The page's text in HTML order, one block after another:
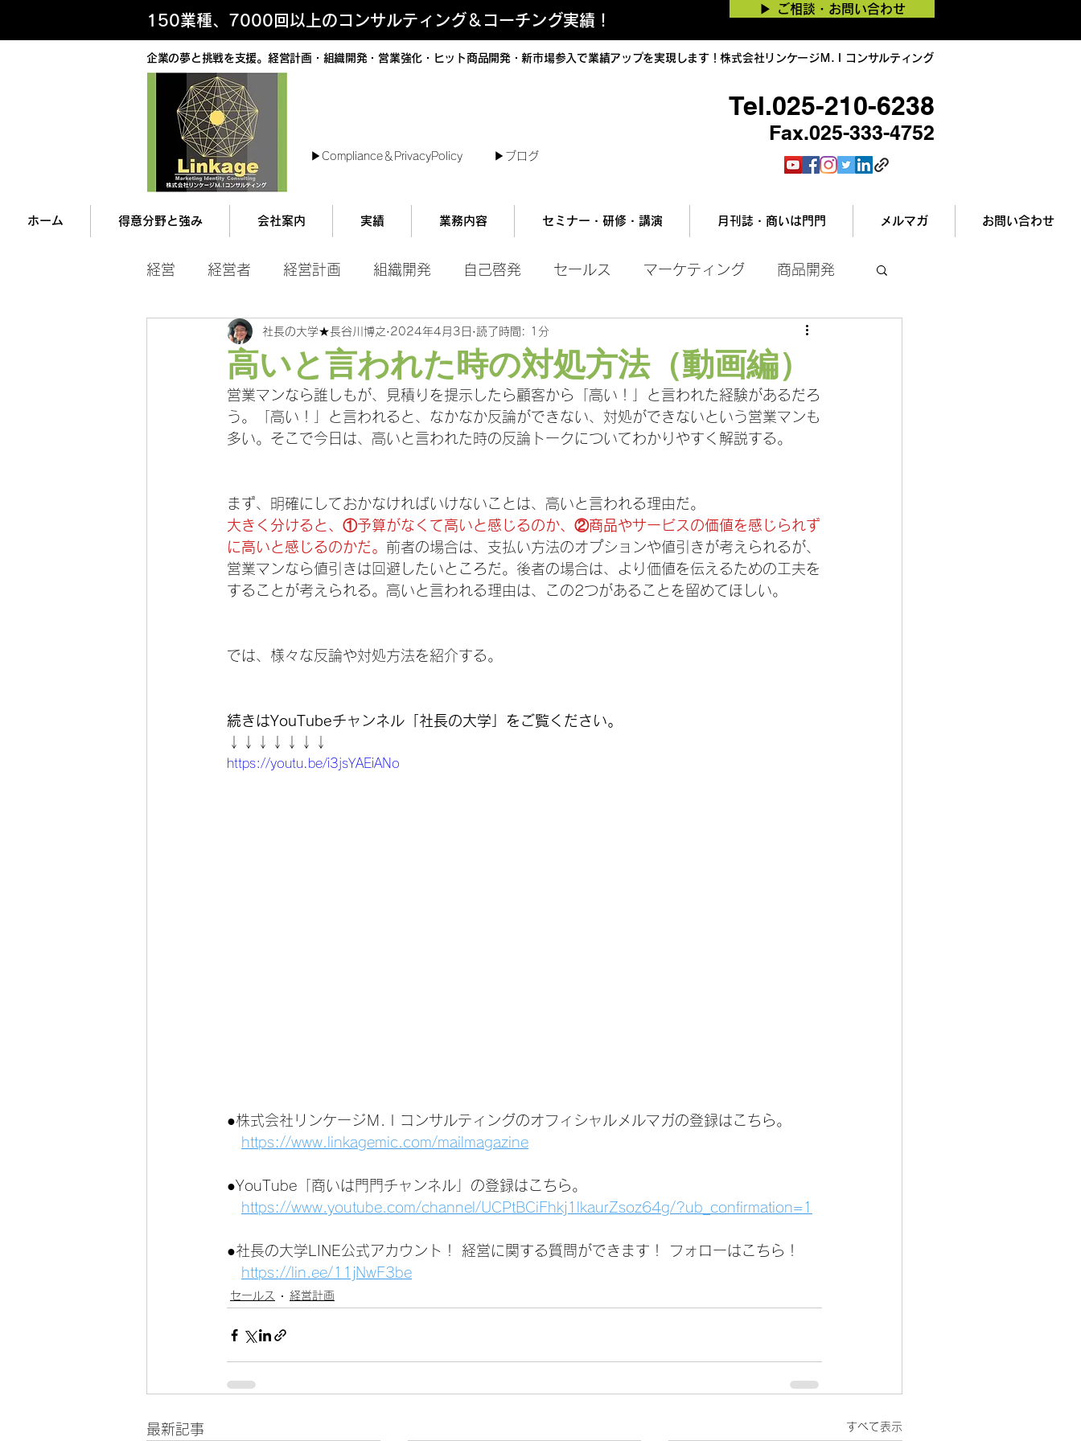
150業種、7000回以上のコンサルティング＆コーチング実績！
▶︎ ご相談・お問い合わせ
企業の夢と挑戦を支援。経営計画・組織開発・営業強化・ヒット商品開発・新市場参入で業績アップを実現します！株式会社リンケージＭ.Ｉコンサルティング
▶︎Compliance＆PrivacyPolicy ▶︎ブログ
Tel.025-210-6238
Fax.025-333-4752
ホーム 得意分野と強み 会社案内 実績 業務内容 セミナー・研修・講演 月刊誌・商いは門門 メルマガ お問い合わせ
経営 経営者 経営計画 組織開発 自己啓発 セールス マーケティング 商品開発
マネジメント 営業ツール
高いと言われた時の対処方法（動画編）
社長の大学★長谷川博之 2024年4月3日 読了時間: 1分
営業マンなら誰しもが、見積りを提示したら顧客から「高い！」と言われた経験があるだろ
う。「高い！」と言われると、なかなか反論ができない、対処ができないという営業マンも
多い。そこで今日は、高いと言われた時の反論トークについてわかりやすく解説する。
まず、明確にしておかなければいけないことは、高いと言われる理由だ。
大きく分けると、①予算がなくて高いと感じるのか、②商品やサービスの価値を感じられず
に高いと感じるのかだ。 前者の場合は、支払い方法のオプションや値引きが考えられるが、
営業マンなら値引きは回避したいところだ。後者の場合は、より価値を伝えるための工夫を
することが考えられる。高いと言われる理由は、この2つがあることを留めてほしい。
では、様々な反論や対処方法を紹介する。
続きはYouTubeチャンネル「社長の大学」をご覧ください。
↓↓↓↓↓↓↓
https://youtu.be/i3jsYAEiANo
●株式会社リンケージＭ.Ｉコンサルティングのオフィシャルメルマガの登録はこちら。
https://www.linkagemic.com/mailmagazine
●YouTube「商いは門門チャンネル」の登録はこちら。
https://www.youtube.com/channel/UCPtBCiFhkj1lkaurZsoz64g/?ub_confirmation=1
●社長の大学LINE公式アカウント！ 経営に関する質問ができます！ フォローはこちら！
https://lin.ee/11jNwF3be
セールス 経営計画
最新記事 すべて表示